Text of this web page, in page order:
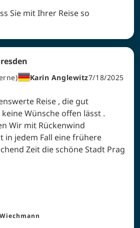
Sie mit Ihrer Reise so
Karin Anglewitz7/18/2025
Reise , die gut
Wünsche offen lässt .
Wir mit Rückenwind
in jedem Fall eine frühere
Zeit die schöne Stadt Prag